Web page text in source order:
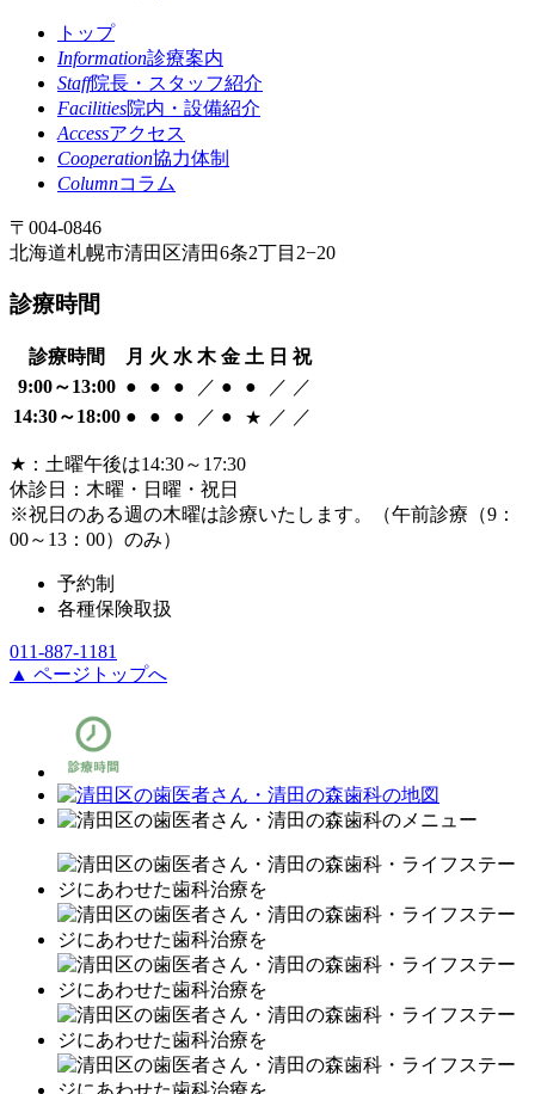
トップ
Information診療案内
Staff院長・スタッフ紹介
Facilities院内・設備紹介
Accessアクセス
Cooperation協力体制
Columnコラム
〒004-0846
北海道札幌市清田区清田6条2丁目2−20
診療時間
診療時間 月 火 水 木 金 土 日 祝
9:00～13:00 ● ● ● ／ ● ● ／ ／
14:30～18:00 ● ● ● ／ ● ★ ／ ／
★ ：土曜午後は14:30～17:30
休診日：木曜・日曜・祝日
※祝日のある週の木曜は診療いたします。
（午前診療（9：
00～13：00）のみ）
予約制
各種保険取扱
011-887-1181
▲ ページトップへ